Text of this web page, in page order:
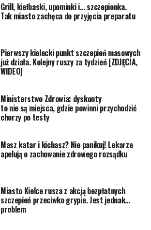
Grill, kiełbaski, upominki i… szczepionka.
Tak miasto zachęca do przyjęcia preparatu
Pierwszy kielecki punkt szczepień masowych
już działa. Kolejny ruszy za tydzień [ZDJĘCIA,
WIDEO]
Ministerstwo Zdrowia: dyskonty
to nie są miejsca, gdzie powinni przychodzić
chorzy po testy
Masz katar i kichasz? Nie panikuj! Lekarze
apelują o zachowanie zdrowego rozsądku
Miasto Kielce rusza z akcją bezpłatnych
szczepień przeciwko grypie. Jest jednak…
problem